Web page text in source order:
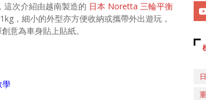
次介紹由越南製造的 日本 Noretta 三輪平衡
，細小的外型亦方便收納或攜帶外出遊玩，
意為車身貼上貼紙。
學